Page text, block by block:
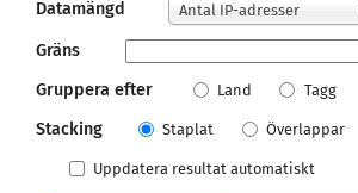
Datamängd Antal IP-adresser
Gräns
Gruppera efter
Land Tagg
Stacking Staplat Överlappar
Uppdatera resultat automatiskt